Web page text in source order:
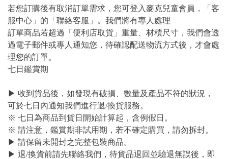
若您訂購後有取消訂單需求，您可登入麥克兒童會員，「客
服中心」的「聯絡客服」。我們將有專人處理
訂單商品若超過「便利店取貨」重量、材積尺寸，我們會透
過電子郵件或專人通知您，待確認配送物流方式後，才會處
理您的訂單。
七日鑑賞期
▶ 收到貨品後，如發現有破損、數量及產品不符的狀況，
可於七日內通知我們進行退/換貨服務。
※ 七日為商品到貨日開始計算起，含例假日。
※ 請注意，鑑賞期非試用期，若不確定購買，請勿拆封。
▶ 請保留未開封之完整包裝商品。
▶ 退/換貨前請先聯絡我們，待貨品退回並驗退無誤後，即